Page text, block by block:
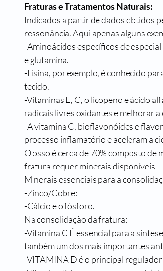
Fraturas e Tratamentos Naturais:
Indicados a partir de dados obtidos
ressonância. Aqui apenas alguns
-Aminoácidos específicos de
e glutamina.
-Lisina, por exemplo, é conhecido
tecido.
-Vitaminas E, C, o licopeno e ácido
radicais livres oxidantes e melhorar a
-A vitamina C, bioflavonóides e
processo inflamatório e aceleram a
O osso é cerca de 70% composto de
fratura requer minerais disponíveis.
Minerais essenciais para a
-Zinco/Cobre:
-Cálcio e o fósforo.
Na consolidação da fratura:
-Vitamina C É essencial para a
também um dos mais importantes
-VITAMINA D é o principal regulador